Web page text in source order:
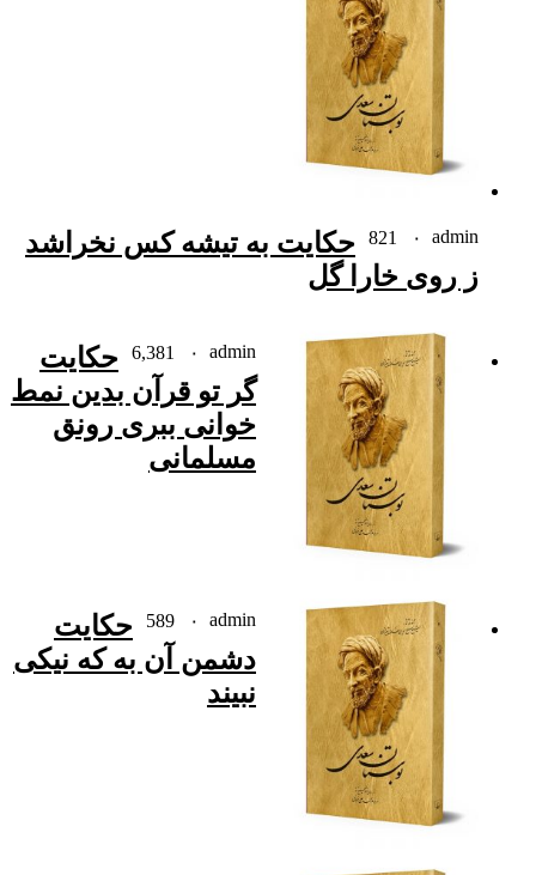
admin ۰
حکایت به تیشه کس نخراشد
ز روى خارا گل
admin ۰
حکایت
گر تو قرآن بدین نمط
خوانی ببرى رونق
مسلمانى
admin ۰
حکایت
دشمن آن به که نیکی
نبیند